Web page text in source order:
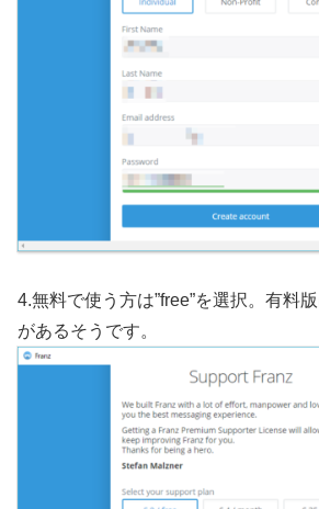
4.無料で使う方は”free”を選択。有料
があるそうです。